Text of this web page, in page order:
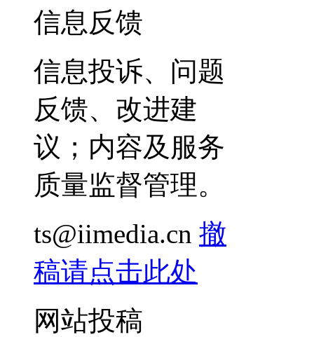
信息反馈
信息投诉、问题
反馈、改进建
议；内容及服务
质量监督管理。
ts@iimedia.cn 撤
稿请点击此处
网站投稿